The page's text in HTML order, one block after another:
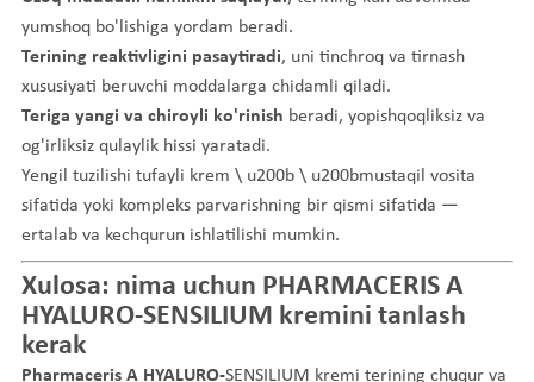
yumshoq bo'lishiga yordam beradi.
Terining reaktivligini pasaytiradi, uni tinchroq va tirnash
xususiyati beruvchi moddalarga chidamli qiladi.
Teriga yangi va chiroyli ko'rinish beradi, yopishqoqliksiz va
og'irliksiz qulaylik hissi yaratadi.
Yengil tuzilishi tufayli krem \ u200b \ u200bmustaqil vosita
sifatida yoki kompleks parvarishning bir qismi sifatida —
ertalab va kechqurun ishlatilishi mumkin.
Xulosa: nima uchun PHARMACERIS A
HYALURO-SENSILIUM kremini tanlash
kerak
Pharmaceris A HYALURO-SENSILIUM kremi terining chuqur va